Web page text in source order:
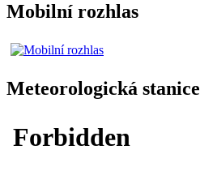
Mobilní rozhlas
Meteorologická stanice